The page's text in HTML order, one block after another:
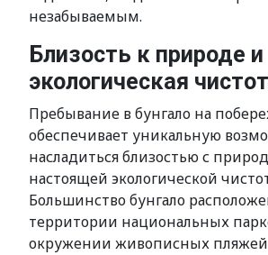
незабываемым.
Близость к природе и
экологическая
Пребывание в бунгало на
обеспечивает уникальную
насладиться близостью с
настоящей экологической
Большинство бунгало
территории национальных
окружении живописных